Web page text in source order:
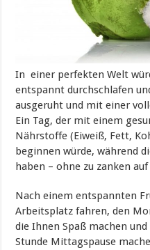
In einer perfekten Welt
entspannt durchschlafen
ausgeruht und mit einer
Ein Tag, der mit einem
Nährstoffe (Eiweiß, Fett,
beginnen würde, während
haben – ohne zu zanken
Nach einem entspannten
Arbeitsplatz fahren, den
die Ihnen Spaß machen
Stunde Mittagspause